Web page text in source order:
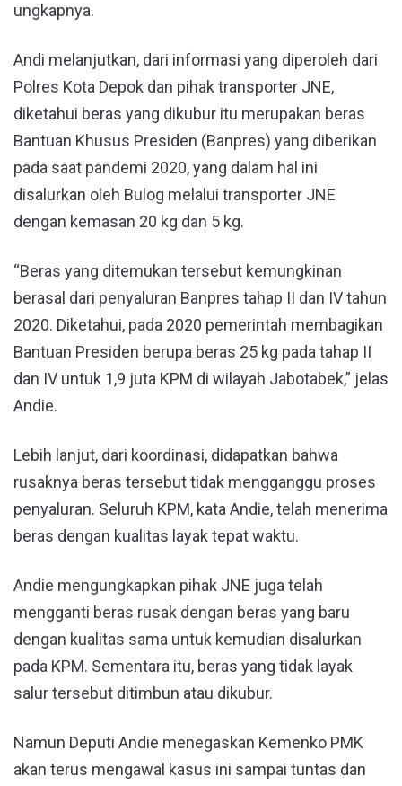
ungkapnya.
Andi melanjutkan, dari informasi yang diperoleh dari
Polres Kota Depok dan pihak transporter JNE,
diketahui beras yang dikubur itu merupakan beras
Bantuan Khusus Presiden (Banpres) yang diberikan
pada saat pandemi 2020, yang dalam hal ini
disalurkan oleh Bulog melalui transporter JNE
dengan kemasan 20 kg dan 5 kg.
“Beras yang ditemukan tersebut kemungkinan
berasal dari penyaluran Banpres tahap II dan IV tahun
2020. Diketahui, pada 2020 pemerintah membagikan
Bantuan Presiden berupa beras 25 kg pada tahap II
dan IV untuk 1,9 juta KPM di wilayah Jabotabek,” jelas
Andie.
Lebih lanjut, dari koordinasi, didapatkan bahwa
rusaknya beras tersebut tidak mengganggu proses
penyaluran. Seluruh KPM, kata Andie, telah menerima
beras dengan kualitas layak tepat waktu.
Andie mengungkapkan pihak JNE juga telah
mengganti beras rusak dengan beras yang baru
dengan kualitas sama untuk kemudian disalurkan
pada KPM. Sementara itu, beras yang tidak layak
salur tersebut ditimbun atau dikubur.
Namun Deputi Andie menegaskan Kemenko PMK
akan terus mengawal kasus ini sampai tuntas dan